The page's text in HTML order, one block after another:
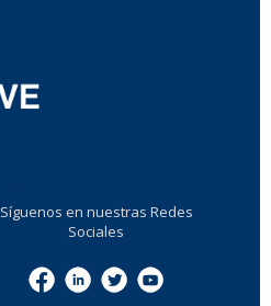
Síguenos en nuestras Redes
Sociales